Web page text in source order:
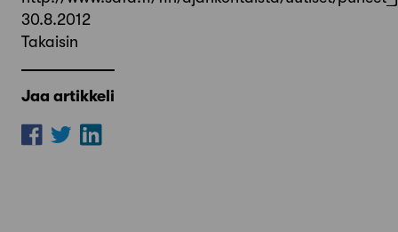
30.8.2012
Takaisin
Jaa artikkeli